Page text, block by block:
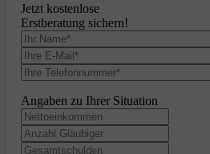
Jetzt kostenlose
Erstberatung sichern!
Angaben zu Ihrer Situation